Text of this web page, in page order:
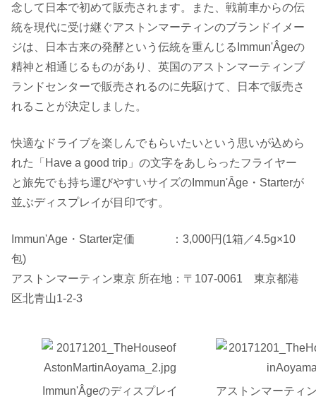
念して日本で初めて販売されます。また、戦前車からの伝
統を現代に受け継ぐアストンマーティンのブランドイメー
ジは、日本古来の発酵という伝統を重んじるImmun'Âgeの
精神と相通じるものがあり、英国のアストンマーティンブ
ランドセンターで販売されるのに先駆けて、日本で販売さ
れることが決定しました。
快適なドライブを楽しんでもらいたいという思いが込めら
れた「Have a good trip」の文字をあしらったフライヤー
と旅先でも持ち運びやすいサイズのImmun'Âge・Starterが
並ぶディスプレイが目印です。
Immun'Age・Starter定価 ：3,000円(1箱／4.5g×10
包)
アストンマーティン東京 所在地：〒107-0061 東京都港
区北青山1-2-3
Immun'Âgeのディスプレイ
アストンマーティ